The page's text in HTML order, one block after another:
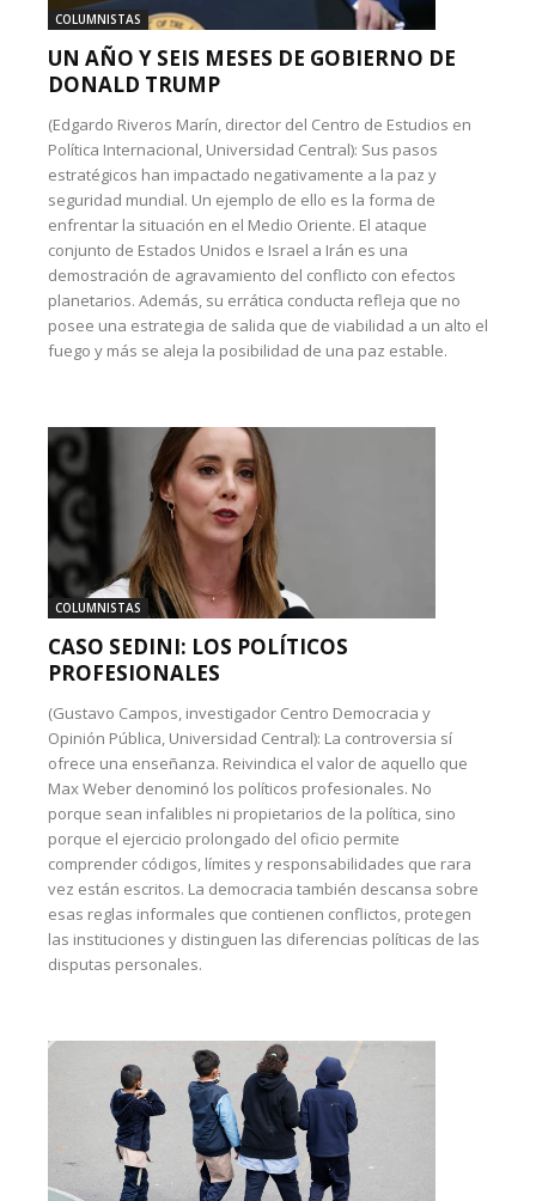
COLUMNISTAS
UN AÑO Y SEIS MESES DE GOBIERNO DE
DONALD TRUMP
(Edgardo Riveros Marín, director del Centro de Estudios en
Política Internacional, Universidad Central): Sus pasos
estratégicos han impactado negativamente a la paz y
seguridad mundial. Un ejemplo de ello es la forma de
enfrentar la situación en el Medio Oriente. El ataque
conjunto de Estados Unidos e Israel a Irán es una
demostración de agravamiento del conflicto con efectos
planetarios. Además, su errática conducta refleja que no
posee una estrategia de salida que de viabilidad a un alto el
fuego y más se aleja la posibilidad de una paz estable.
COLUMNISTAS
CASO SEDINI: LOS POLÍTICOS
PROFESIONALES
(Gustavo Campos, investigador Centro Democracia y
Opinión Pública, Universidad Central): La controversia sí
ofrece una enseñanza. Reivindica el valor de aquello que
Max Weber denominó los políticos profesionales. No
porque sean infalibles ni propietarios de la política, sino
porque el ejercicio prolongado del oficio permite
comprender códigos, límites y responsabilidades que rara
vez están escritos. La democracia también descansa sobre
esas reglas informales que contienen conflictos, protegen
las instituciones y distinguen las diferencias políticas de las
disputas personales.